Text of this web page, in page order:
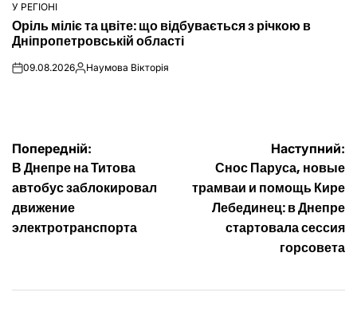
ОПУБЛІКУВАТИ
У
У РЕГІОНІ
Оріль міліє та цвіте: що відбувається з річкою в
Дніпропетровській області
on09.08.2026Опубліковано
Наумова Вікторія
Навігація
записів
Попередній:
В Днепре на Титова
автобус заблокировал
движение
электротранспорта
Наступний:
Снос Паруса, новые
трамваи и помощь Кире
Лебединец: в Днепре
стартовала сессия
горсовета